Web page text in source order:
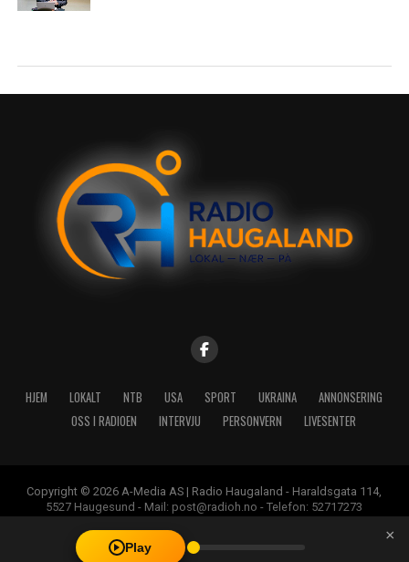
HJEM LOKALT NTB USA SPORT UKRAINA
ANNONSERING
OSS I RADIOEN
INTERVJU PERSONVERN LIVESENTER
Copyright © 2026 A-Media AS | Radio Haugaland - Haraldsgata 114,
5527 Haugesund - Mail: post@radioh.no - Telefon: 52717273
Play
×